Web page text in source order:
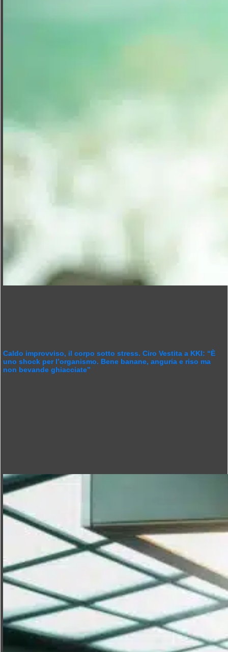
Caldo improvviso, il corpo sotto stress. Ciro Vestita a KKI: “È
uno shock per l’organismo. Bene banane, anguria e riso ma
non bevande ghiacciate”